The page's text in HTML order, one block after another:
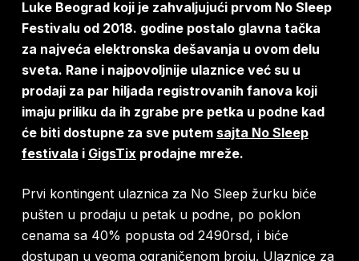
Luke Beograd koji je zahvaljujući prvom No Sleep
Festivalu od 2018. godine postalo glavna tačka
za najveća elektronska dešavanja u ovom delu
sveta. Rane i najpovoljnije ulaznice već su u
prodaji za par hiljada registrovanih fanova koji
imaju priliku da ih zgrabe pre petka u podne kad
će biti dostupne za sve putem sajta No Sleep
festivala i GigsTixprodajne mreže.
Prvi kontingent ulaznica za No Sleep žurku biće
pušten u prodaju u petak u podne, po poklon
cenama sa 40% popusta od 2490rsd, i biće
dostupan u veoma ograničenom broju. Ulaznice za